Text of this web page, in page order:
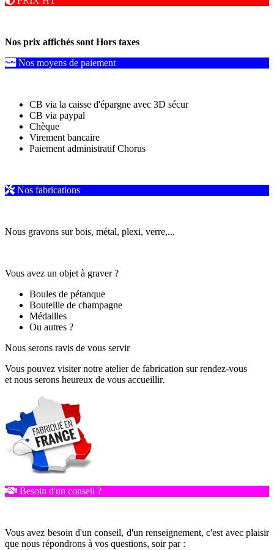
Nos prix affichés sont Hors taxes
Nos moyens de paiement
CB via la caisse d'épargne avec 3D sécur
CB via paypal
Chèque
Virement bancaire
Paiement administratif Chorus
Nos fabrications
Nous gravons sur bois, métal, plexi, verre,...
Vous avez un objet à graver ?
Boules de pétanque
Bouteille de champagne
Médailles
Ou autres ?
Nous serons ravis de vous servir
Vous pouvez visiter notre atelier de fabrication sur rendez-vous
et nous serons heureux de vous accueillir.
Besoin d'un conseil ?
Vous avez besoin d'un conseil, d'un renseignement, c'est avec plaisir
que nous répondrons à vos questions, soir par :